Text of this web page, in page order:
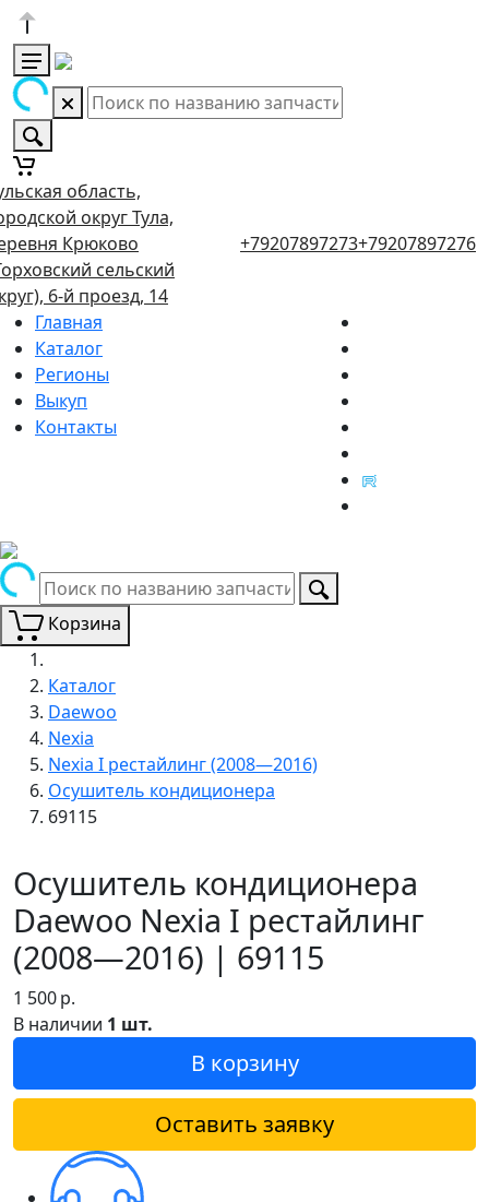
область,
округ Тула,
Крюково
сельский
6-й проезд, 14
+79207897273+79207897276
Главная
Каталог
Регионы
Выкуп
Контакты
Корзина
Каталог
Daewoo
Nexia
Nexia I рестайлинг (2008—2016)
Осушитель кондиционера
69115
Осушитель кондиционера
Daewoo Nexia I рестайлинг
(2008—2016) | 69115
1 500р.
В наличии 1 шт.
В корзину
Оставить заявку